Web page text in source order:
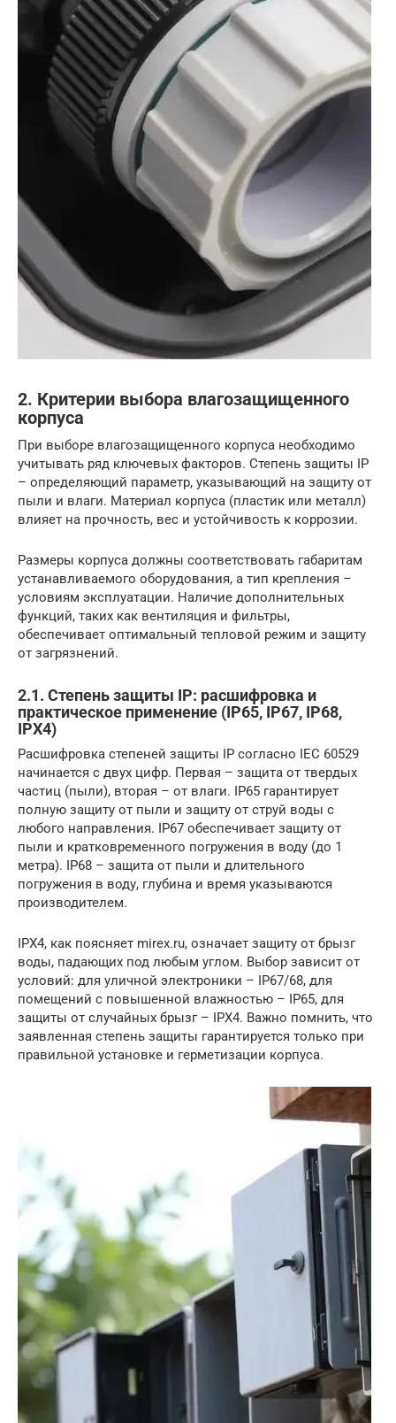
2. Критерии выбора влагозащищенного
корпуса
При выборе влагозащищенного корпуса необходимо
учитывать ряд ключевых факторов. Степень защиты IP
– определяющий параметр, указывающий на защиту от
пыли и влаги. Материал корпуса (пластик или металл)
влияет на прочность, вес и устойчивость к коррозии.
Размеры корпуса должны соответствовать габаритам
устанавливаемого оборудования, а тип крепления –
условиям эксплуатации. Наличие дополнительных
функций, таких как вентиляция и фильтры,
обеспечивает оптимальный тепловой режим и защиту
от загрязнений.
2.1. Степень защиты IP: расшифровка и
практическое применение (IP65, IP67, IP68,
IPX4)
Расшифровка степеней защиты IP согласно IEC 60529
начинается с двух цифр. Первая – защита от твердых
частиц (пыли), вторая – от влаги. IP65 гарантирует
полную защиту от пыли и защиту от струй воды с
любого направления. IP67 обеспечивает защиту от
пыли и кратковременного погружения в воду (до 1
метра). IP68 – защита от пыли и длительного
погружения в воду, глубина и время указываются
производителем.
IPX4, как поясняет mirex.ru, означает защиту от брызг
воды, падающих под любым углом. Выбор зависит от
условий: для уличной электроники – IP67/68, для
помещений с повышенной влажностью – IP65, для
защиты от случайных брызг – IPX4. Важно помнить, что
заявленная степень защиты гарантируется только при
правильной установке и герметизации корпуса.